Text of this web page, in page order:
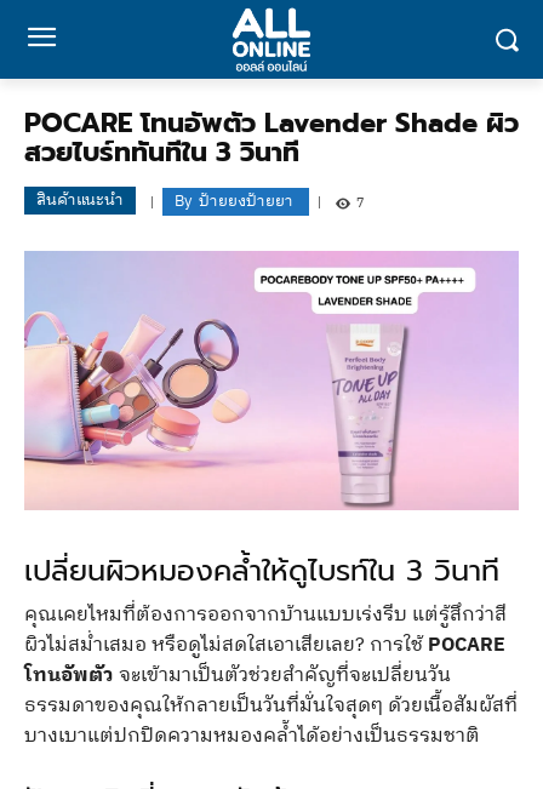
POCARE โทนอัพตัว Lavender Shade ผิว
สวยไบร์ททันทีใน 3 วินาที
สินค้าแนะนำ By ป้ายยงป้ายยา 7
เปลี่ยนผิวหมองคล้ำให้ดูไบรท์ใน 3 วินาที
คุณเคยไหมที่ต้องการออกจากบ้านแบบเร่งรีบ แต่รู้สึกว่าสี
ผิวไม่สม่ำเสมอ หรือดูไม่สดใสเอาเสียเลย? การใช้POCARE
โทนอัพตัวจะเข้ามาเป็นตัวช่วยสำคัญที่จะเปลี่ยนวัน
ธรรมดาของคุณให้กลายเป็นวันที่มั่นใจสุดๆ ด้วยเนื้อสัมผัสที่
บางเบาแต่ปกปิดความหมองคล้ำได้อย่างเป็นธรรมชาติ